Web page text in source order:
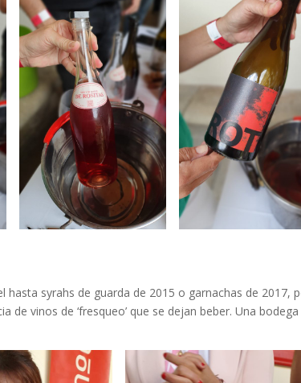
syrahs de guarda de 2015 o garnachas de 2017,
de vinos de ‘fresqueo’ que se dejan beber. Una